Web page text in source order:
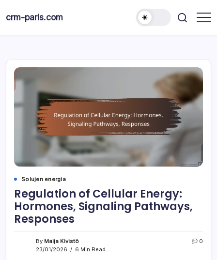
crm-paris.com
Solujen energia
Regulation of Cellular Energy:
Hormones, Signaling Pathways,
Responses
By Maija Kivistö
23/01/2026
6 Min Read
0